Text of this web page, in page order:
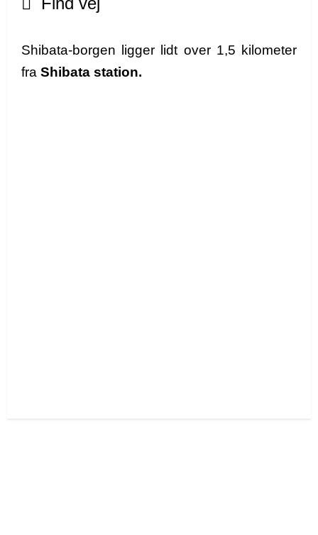
Shibata-borgen ligger lidt over 1,5 kilometer
fra Shibata station.